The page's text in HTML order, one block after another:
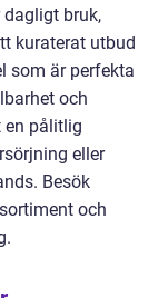
dagligt bruk,
kuraterat utbud
som är perfekta
och
en pålitlig
eller
Besök
och